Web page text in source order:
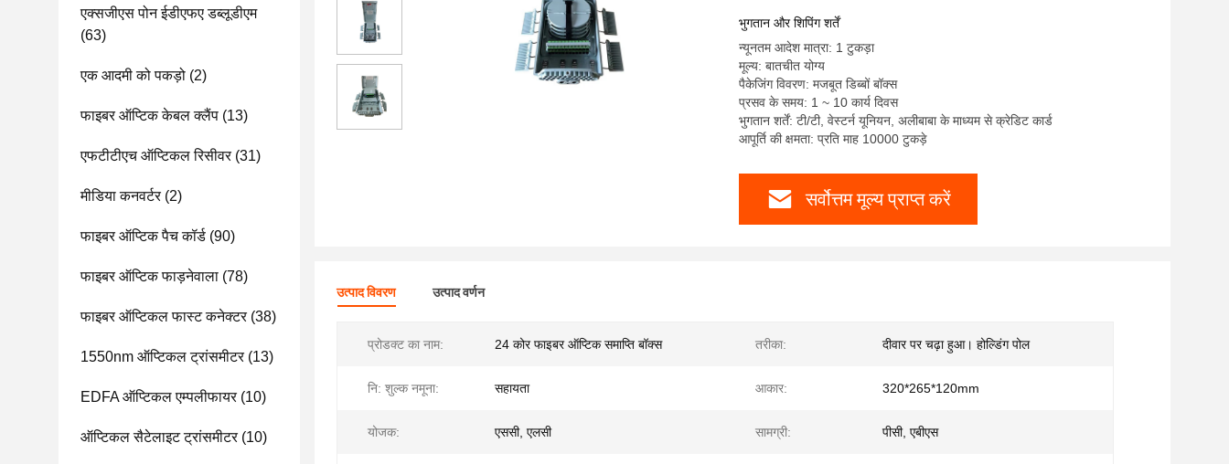
एक्सजीएस पोन ईडीएफए डब्लूडीएम
(63)
एक आदमी को पकड़ो (2)
फाइबर ऑप्टिक केबल क्लैंप (13)
एफटीटीएच ऑप्टिकल रिसीवर(31)
मीडिया कनवर्टर(2)
फाइबर ऑप्टिक पैच कॉर्ड (90)
फाइबर ऑप्टिक फाड़नेवाला (78)
फाइबर ऑप्टिकल फास्ट कनेक्टर(38)
1550nm ऑप्टिकल ट्रांसमीटर(13)
EDFA ऑप्टिकल एम्पलीफायर(10)
ऑप्टिकल सैटेलाइट ट्रांसमीटर(10)
भुगतान और शिपिंग शर्तें
न्यूनतम आदेश मात्रा: 1 टुकड़ा
मूल्य: बातचीत योग्य
पैकेजिंग विवरण: मजबूत डिब्बों बॉक्स
प्रसव के समय: 1 ~ 10 कार्य दिवस
भुगतान शर्तें: टी/टी, वेस्टर्न यूनियन, अलीबाबा के माध्यम से क्रेडिट कार्ड
आपूर्ति की क्षमता: प्रति माह 10000 टुकड़े
सर्वोत्तम मूल्य प्राप्त करें
उत्पाद विवरण उत्पाद वर्णन
प्रोडक्ट का नाम: 24 कोर फाइबर ऑप्टिक समाप्ति बॉक्स तरीका: दीवार पर चढ़ा हुआ। होल्डिंग पोल
नि: शुल्क नमूना: सहायता आकार: 320*265*120mm
योजक: एससी, एलसी सामग्री: पीसी, एबीएस